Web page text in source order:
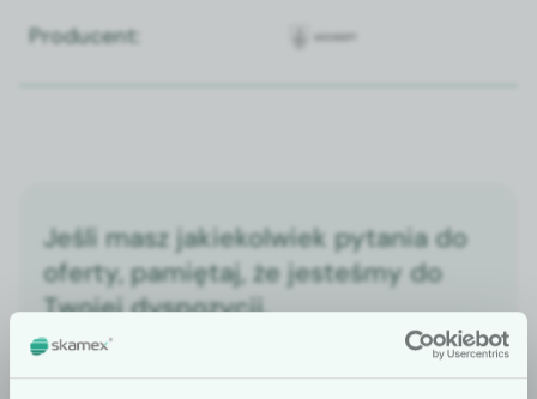
Producent:
Jeśli masz jakiekolwiek pytania do
oferty, pamiętaj, że jesteśmy do
Twojej dyspozycji.
Znajdź doradcę